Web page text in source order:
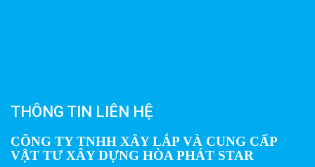
THÔNG TIN LIÊN HỆ
CÔNG TY TNHH XÂY LẮP VÀ CUNG CẤP
VẬT TƯ XÂY DỰNG HÒA PHÁT STAR